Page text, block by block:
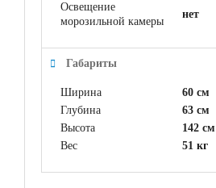
Освещение
морозильной камеры
нет
Габариты
Ширина
60 см
Глубина
63 см
Высота
142 см
Вес
51 кг